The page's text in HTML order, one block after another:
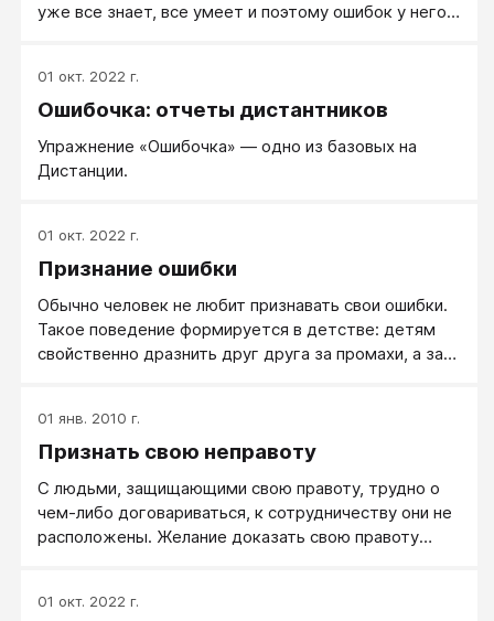
уже все знает, все умеет и поэтому ошибок у него
01 окт. 2022 г.
Ошибочка: отчеты дистантников
Упражнение «Ошибочка» — одно из базовых на
Дистанции.
01 окт. 2022 г.
Признание ошибки
Обычно человек не любит признавать свои ошибки.
Такое поведение формируется в детстве: детям
свойственно дразнить друг друга за промахи, а за
взрослой жизни. В результате человеку проще и
комфортнее не замечать, не признавать своих
сложно назвать эффективным
01 янв. 2010 г.
Признать свою неправоту
С людьми, защищающими свою правоту, трудно о
чем-либо договариваться, к сотрудничеству они не
расположены. Желание доказать свою правоту
впрочем, стремление доказывать свою правоту
01 окт. 2022 г.